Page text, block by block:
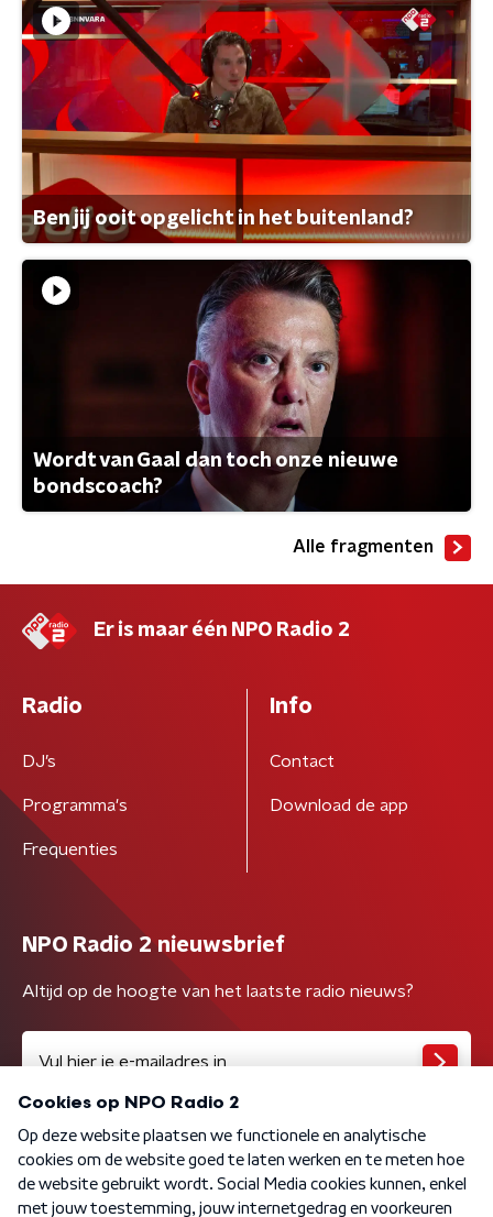
Ben jij ooit opgelicht in het buitenland?
Wordt van Gaal dan toch onze nieuwe
bondscoach?
Alle fragmenten
Er is maar één NPO Radio 2
Radio
DJ’s
Programma's
Frequenties
Info
Contact
Download de app
NPO Radio 2 nieuwsbrief
Altijd op de hoogte van het laatste radio nieuws?
Algemene voorwaarden